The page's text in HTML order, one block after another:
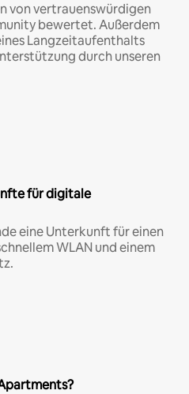
von vertrauenswürdigen
bewertet. Außerdem
Langzeitaufenthalts
durch unseren
für digitale
eine Unterkunft für einen
WLAN und einem